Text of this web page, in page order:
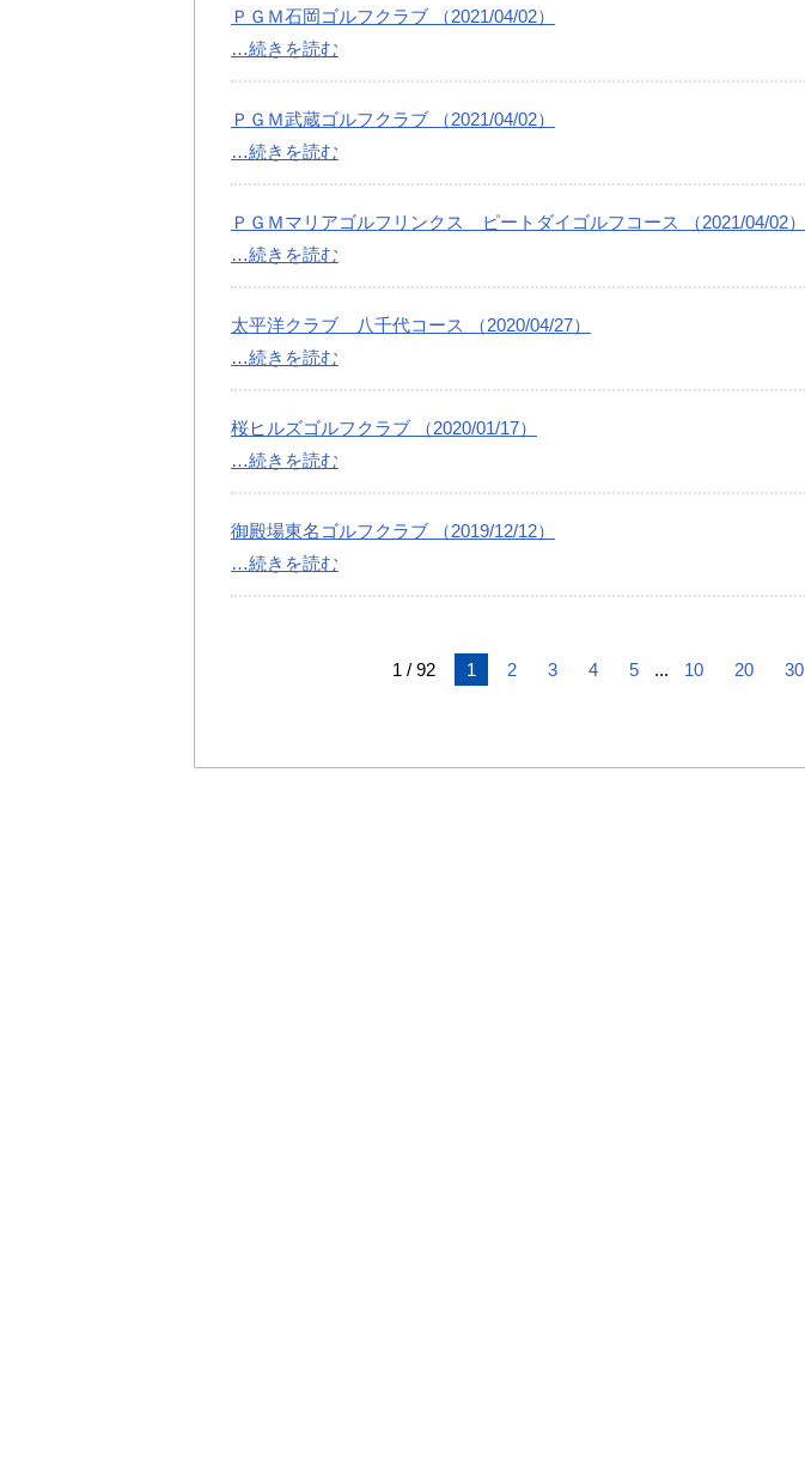
ＰＧＭ石岡ゴルフクラブ （2021/04/02）
…続きを読む
ＰＧＭ武蔵ゴルフクラブ （2021/04/02）
…続きを読む
ＰＧＭマリアゴルフリンクス ピートダイゴルフコース （2021/04/02）
…続きを読む
太平洋クラブ 八千代コース （2020/04/27）
…続きを読む
桜ヒルズゴルフクラブ （2020/01/17）
…続きを読む
御殿場東名ゴルフクラブ （2019/12/12）
…続きを読む
1 / 92 1 2 3 4 5 ... 10 20 30